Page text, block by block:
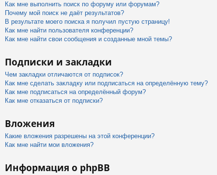
Как мне выполнить поиск по форуму или форумам?
Почему мой поиск не даёт результатов?
В результате моего поиска я получил пустую страницу!
Как мне найти пользователя конференции?
Как мне найти свои сообщения и созданные мной темы?
Подписки и закладки
Чем закладки отличаются от подписок?
Как мне сделать закладку или подписаться на определённую тему?
Как мне подписаться на определённый форум?
Как мне отказаться от подписки?
Вложения
Какие вложения разрешены на этой конференции?
Как мне найти мои вложения?
Информация о phpBB